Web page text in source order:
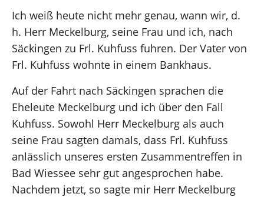
Ich weiß heute nicht mehr genau, wann wir, d.
h. Herr Meckelburg, seine Frau und ich, nach
Säckingen zu Frl. Kuhfuss fuhren. Der Vater von
Frl. Kuhfuss wohnte in einem Bankhaus.
Auf der Fahrt nach Säckingen sprachen die
Eheleute Meckelburg und ich über den Fall
Kuhfuss. Sowohl Herr Meckelburg als auch
seine Frau sagten damals, dass Frl. Kuhfuss
anlässlich unseres ersten Zusammentreffen in
Bad Wiessee sehr gut angesprochen habe.
Nachdem jetzt, so sagte mir Herr Meckelburg